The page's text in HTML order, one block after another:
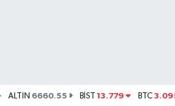
ALTIN 6660.55 BİST13.779 BTC